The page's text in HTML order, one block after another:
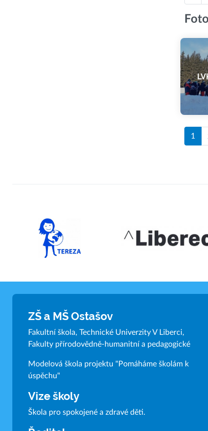
1
ZŠ a MŠ Ostašov
Fakultní škola, Technické Univerzity V Liberci,
Fakulty přírodovědně-humanitní a pedagogické
Modelová škola projektu "Pomáháme školám k
úspěchu"
Vize školy
Škola pro spokojené a zdravé děti.